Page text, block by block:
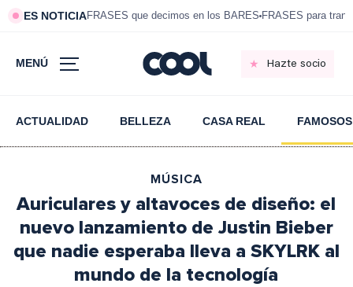
ES NOTICIAFRASES que decimos en los BARES FRASES para
MENÚ Hazte socio
ACTUALIDAD BELLEZA CASA REAL FAMOSOS
MÚSICA
Auriculares y altavoces de diseño: el
nuevo lanzamiento de Justin Bieber
que nadie esperaba lleva a SKYLRK al
mundo de la tecnología